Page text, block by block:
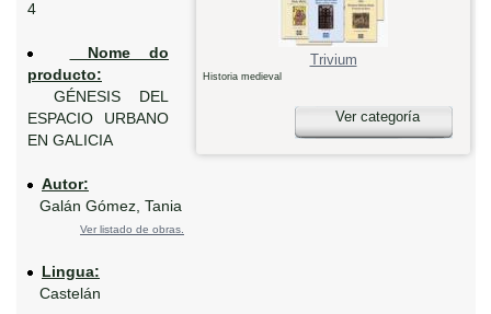
Trivium
Historia medieval
Ver categoría
4
Nome do
producto:
GÉNESIS DEL
ESPACIO URBANO
EN GALICIA
Autor:
Galán Gómez, Tania
Ver listado de obras.
Lingua:
Castelán